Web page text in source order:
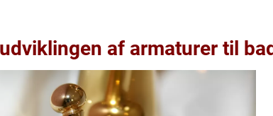
af armaturer til